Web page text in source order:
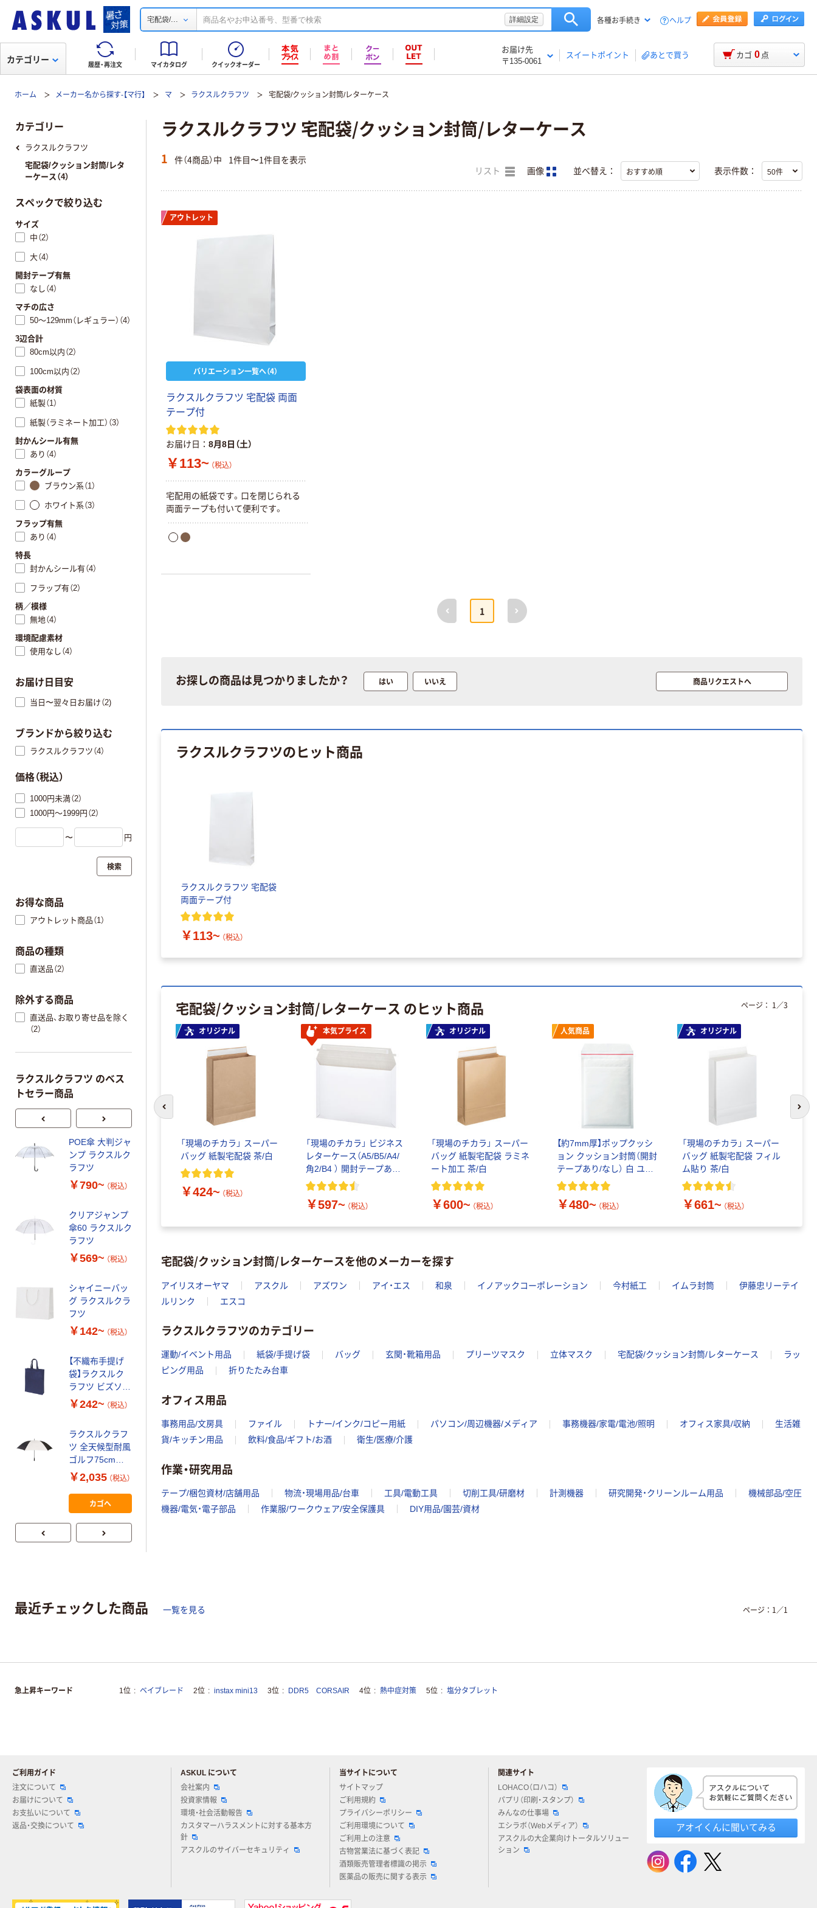
宅配袋/... 詳細設定 各種お手続き ヘルプ
履歴・再注文 マイカタログ クイックオーダー
お届け先
〒135-0061
スイートポイント あとで買う
カテゴリー カゴ 0 点
ホーム メーカー名から探す-【マ行】 マ ラクスルクラフツ 宅配袋/クッション封筒/レターケース
ラクスルクラフツ 宅配袋/クッション封筒/レターケース
1 件（4商品）中 1件目〜1件目を表示
リスト 画像 並べ替え： 表示件数：
アウトレット
バリエーション一覧へ（4）
ラクスルクラフツ 宅配袋 両面
テープ付
お届け日 8月8日（土）
￥113~ （税込）
宅配用の紙袋です。口を閉じられる
両面テープも付いて便利です。
前へ
1
次へ
お探しの商品は見つかりましたか？ はい いいえ 商品リクエストへ
ラクスルクラフツのヒット商品
ラクスルクラフツ 宅配袋
両面テープ付
￥113~ （税込）
宅配袋/クッション封筒/レターケース のヒット商品
オリジナル
「現場のチカラ」 スーパー
バッグ 紙製宅配袋 茶/白
￥424~ （税込）
本気プライス
「現場のチカラ」 ビジネス
レターケース（A5/B5/A4/
角2/B4 ） 開封テープあり/
なし
￥597~ （税込）
オリジナル
「現場のチカラ」 スーパー
バッグ 紙製宅配袋 ラミネ
ート加工 茶/白
￥600~ （税込）
人気商品
【約7mm厚】ポップクッシ
ョン クッション封筒（開封
テープあり/なし） 白 ユニ
オンキャップ
￥480~ （税込）
オリジナル
「現場のチカラ」 スーパー
バッグ 紙製宅配袋 フィル
ム貼り 茶/白
￥661~ （税込）
ページ： 1 ／3
前のスライドへ 次
宅配袋/クッション封筒/レターケースを他のメーカーを探す
アイリスオーヤマ アスクル アズワン アイ・エス 和泉 イノアックコーポレーション 今村紙工 イムラ封筒
伊藤忠リーテイ
ルリンク
エスコ
ラクスルクラフツのカテゴリー
運動/イベント用品 紙袋/手提げ袋 バッグ 玄関・靴箱用品 プリーツマスク 立体マスク 宅配袋/クッション封筒/レターケース
ラッ
ピング用品
折りたたみ台車
オフィス用品
事務用品/文房具 ファイル トナー/インク/コピー用紙 パソコン/周辺機器/メディア 事務機器/家電/電池/照明 オフィス家具/収納
生活雑
貨/キッチン用品
飲料/食品/ギフト/お酒 衛生/医療/介護
作業・研究用品
テープ/梱包資材/店舗用品 物流・現場用品/台車 工具/電動工具 切削工具/研磨材 計測機器 研究開発・クリーンルーム用品
機械部品/空圧
機器/電気・電子部品
作業服/ワークウェア/安全保護具 DIY用品/園芸/資材
カテゴリー
ラクスルクラフツ
宅配袋/クッション封筒/レタ
ーケース（4）
スペックで絞り込む
サイズ
中（2）
大（4）
開封テープ有無
なし（4）
マチの広さ
50～129mm（レギュラー）（4）
3辺合計
80cm以内（2）
100cm以内（2）
袋表面の材質
紙製（1）
紙製（ラミネート加工）（3）
封かんシール有無
あり（4）
カラーグループ
ブラウン系（1）
ホワイト系（3）
フラップ有無
あり（4）
特長
封かんシール有（4）
フラップ有（2）
柄／模様
無地（4）
環境配慮素材
使用なし（4）
お届け日目安
当日〜翌々日お届け（2)
ブランドから絞り込む
ラクスルクラフツ（4）
価格（税込）
1000円未満（2）
1000円～1999円（2）
〜 円
検索
お得な商品
アウトレット商品（1）
商品の種類
直送品（2）
除外する商品
直送品、お取り寄せ品を除く
（2）
ラクスルクラフツ のベス
トセラー商品
POE傘 大判ジャ
ンプ ラクスルク
ラフツ
￥790~ （税込）
クリアジャンプ
傘60 ラクスルク
ラフツ
￥569~ （税込）
シャイニーバッ
グ ラクスルクラ
フツ
￥142~ （税込）
【不織布手提げ
袋】ラクスルク
ラフツ ビズソフ
トバッグ TG-A4
￥242~ （税込）
ラクスルクラフ
ツ 全天候型耐風
ゴルフ75cm黒×
白 90221213 1
本（直送品）
￥2,035 （税込）
カゴへ
ラクスルクラフ
ツ POE傘 ビニ
ール傘 カラフル
￥500~
クスルクラフツ
グ 2WAY トート
ラクスルクラフ
POE傘 大判ジャ
ンプ ラクスルク
ラフツ
￥790~
傘60 ラクスルク
￥569~ （税込）
シャイニーバッ
【不織布手提げ
ラクスルクラフ
ツ 全天候型耐風
カゴへ
最近チェックした商品 一覧を見る ページ： 1 ／1
急上昇キーワード 1位 ベイブレード 2位 instax mini13 3位 DDR5 CORSAIR 4位 熱中症対策 5位 塩分タブレット
ご利用ガイド
注文について
お届けについて
お支払いについて
返品・交換について
ASKUL について
会社案内
投資家情報
環境・社会活動報告
カスタマーハラスメントに対する基本方
針
アスクルのサイバーセキュリティ
当サイトについて
サイトマップ
ご利用規約
プライバシーポリシー
ご利用環境について
ご利用上の注意
古物営業法に基づく表記
酒類販売管理者標識の掲示
医薬品の販売に関する表示
関連サイト
LOHACO（ロハコ）
パプリ（印刷・スタンプ）
みんなの仕事場
エシラボ（Webメディア）
アスクルの大企業向けトータルソリュー
ション
アオイくんに聞いてみる